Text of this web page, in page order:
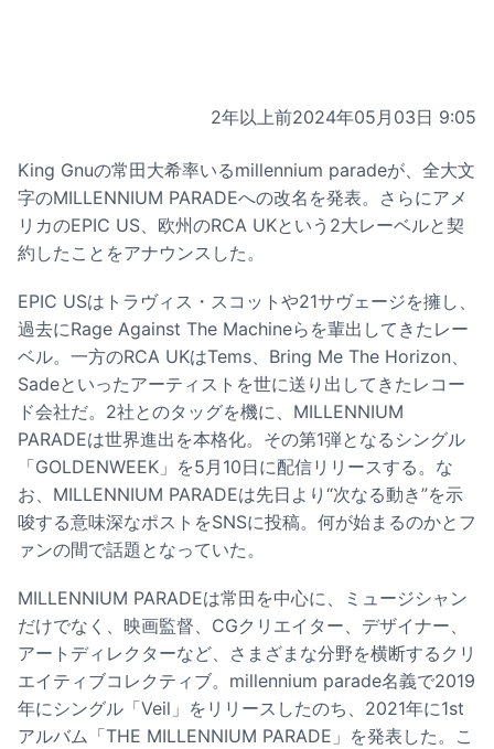
2年以上前2024年05月03日 9:05
King Gnuの常田大希率いるmillennium paradeが、全大文
字のMILLENNIUM PARADEへの改名を発表。さらにアメ
リカのEPIC US、欧州のRCA UKという2大レーベルと契
約したことをアナウンスした。
EPIC USはトラヴィス・スコットや21サヴェージを擁し、
過去にRage Against The Machineらを輩出してきたレー
ベル。一方のRCA UKはTems、Bring Me The Horizon、
Sadeといったアーティストを世に送り出してきたレコー
ド会社だ。2社とのタッグを機に、MILLENNIUM
PARADEは世界進出を本格化。その第1弾となるシングル
「GOLDENWEEK」を5月10日に配信リリースする。な
お、MILLENNIUM PARADEは先日より“次なる動き”を示
唆する意味深なポストをSNSに投稿。何が始まるのかとフ
ァンの間で話題となっていた。
MILLENNIUM PARADEは常田を中心に、ミュージシャン
だけでなく、映画監督、CGクリエイター、デザイナー、
アートディレクターなど、さまざまな分野を横断するクリ
エイティブコレクティブ。millennium parade名義で2019
年にシングル「Veil」をリリースしたのち、2021年に1st
アルバム「THE MILLENNIUM PARADE」を発表した。こ